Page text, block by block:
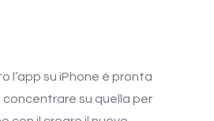
l’app su iPhone è pronta
concentrare su quella per